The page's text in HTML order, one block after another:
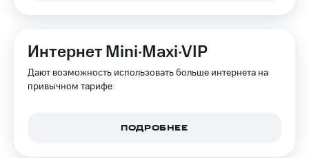
Интернет Mini·Maxi·VIP
Дают возможность использовать больше интернета на
привычном тарифе
ПОДРОБНЕЕ